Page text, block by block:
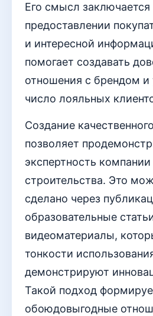
Его смысл заключается
предоставлении
и интересной
помогает создавать
отношения с брендом и
число лояльных
Создание
позволяет
экспертность
строительства. Это
сделано через
образовательные
видеоматериалы,
тонкости
демонстрируют
Такой подход
обоюдовыгодные